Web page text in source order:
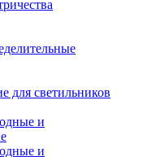
для светильников
и
и